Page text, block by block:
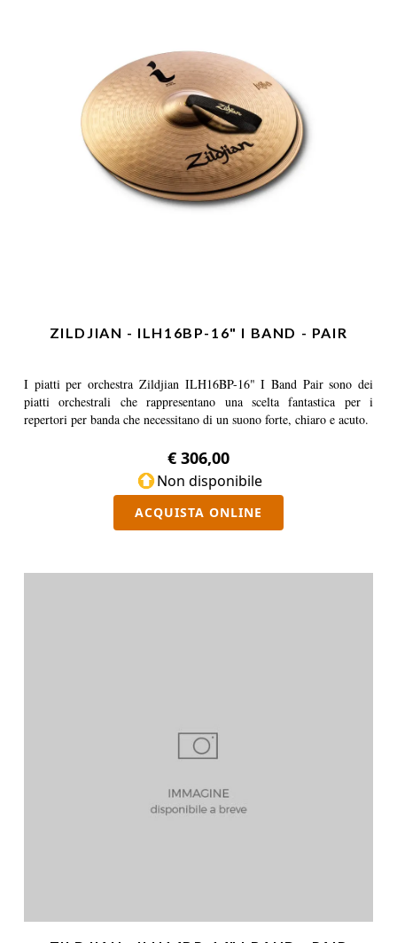
ZILDJIAN - ILH16BP-16" I BAND - PAIR
I piatti per orchestra Zildjian ILH16BP-16" I Band Pair sono dei
piatti orchestrali che rappresentano una scelta fantastica per i
repertori per banda che necessitano di un suono forte, chiaro e acuto.
€ 306,00
Non disponibile
ACQUISTA ONLINE